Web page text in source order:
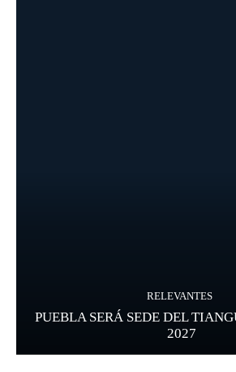
RELEVANTES
PUEBLA SERÁ SEDE DEL
2027